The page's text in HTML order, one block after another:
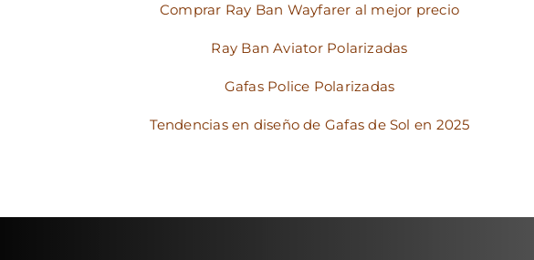
Comprar Ray Ban Wayfarer al mejor precio
Ray Ban Aviator Polarizadas
Gafas Police Polarizadas
Tendencias en diseño de Gafas de Sol en 2025